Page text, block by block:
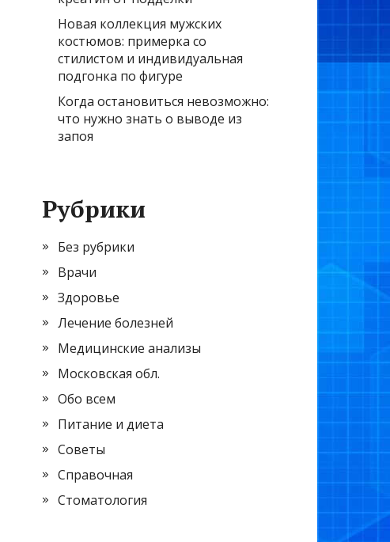
Новая коллекция мужских
костюмов: примерка со
стилистом и индивидуальная
подгонка по фигуре
Когда остановиться невозможно:
что нужно знать о выводе из
запоя
Рубрики
Без рубрики
Врачи
Здоровье
Лечение болезней
Медицинские анализы
Московская обл.
Обо всем
Питание и диета
Советы
Справочная
Стоматология